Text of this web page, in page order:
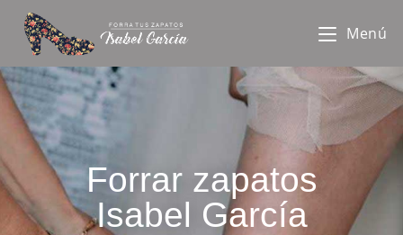
Menú
Forrar zapatos
Isabel García